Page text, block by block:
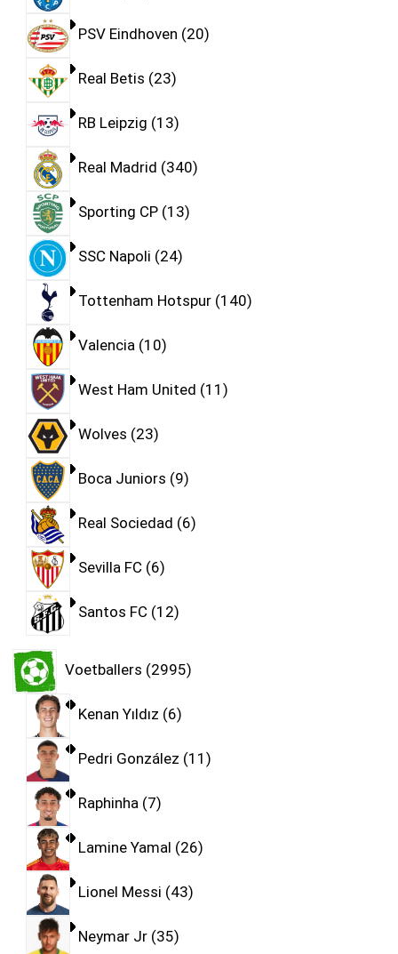
PSV Eindhoven 20
Real Betis 23
RB Leipzig 13
Real Madrid 340
Sporting CP 13
SSC Napoli 24
Tottenham Hotspur 140
Valencia 10
West Ham United 11
Wolves 23
Boca Juniors 9
Real Sociedad 6
Sevilla FC 6
Santos FC 12
Voetballers 2995
Kenan Yıldız 6
Pedri González 11
Raphinha 7
Lamine Yamal 26
Lionel Messi 43
Neymar Jr 35